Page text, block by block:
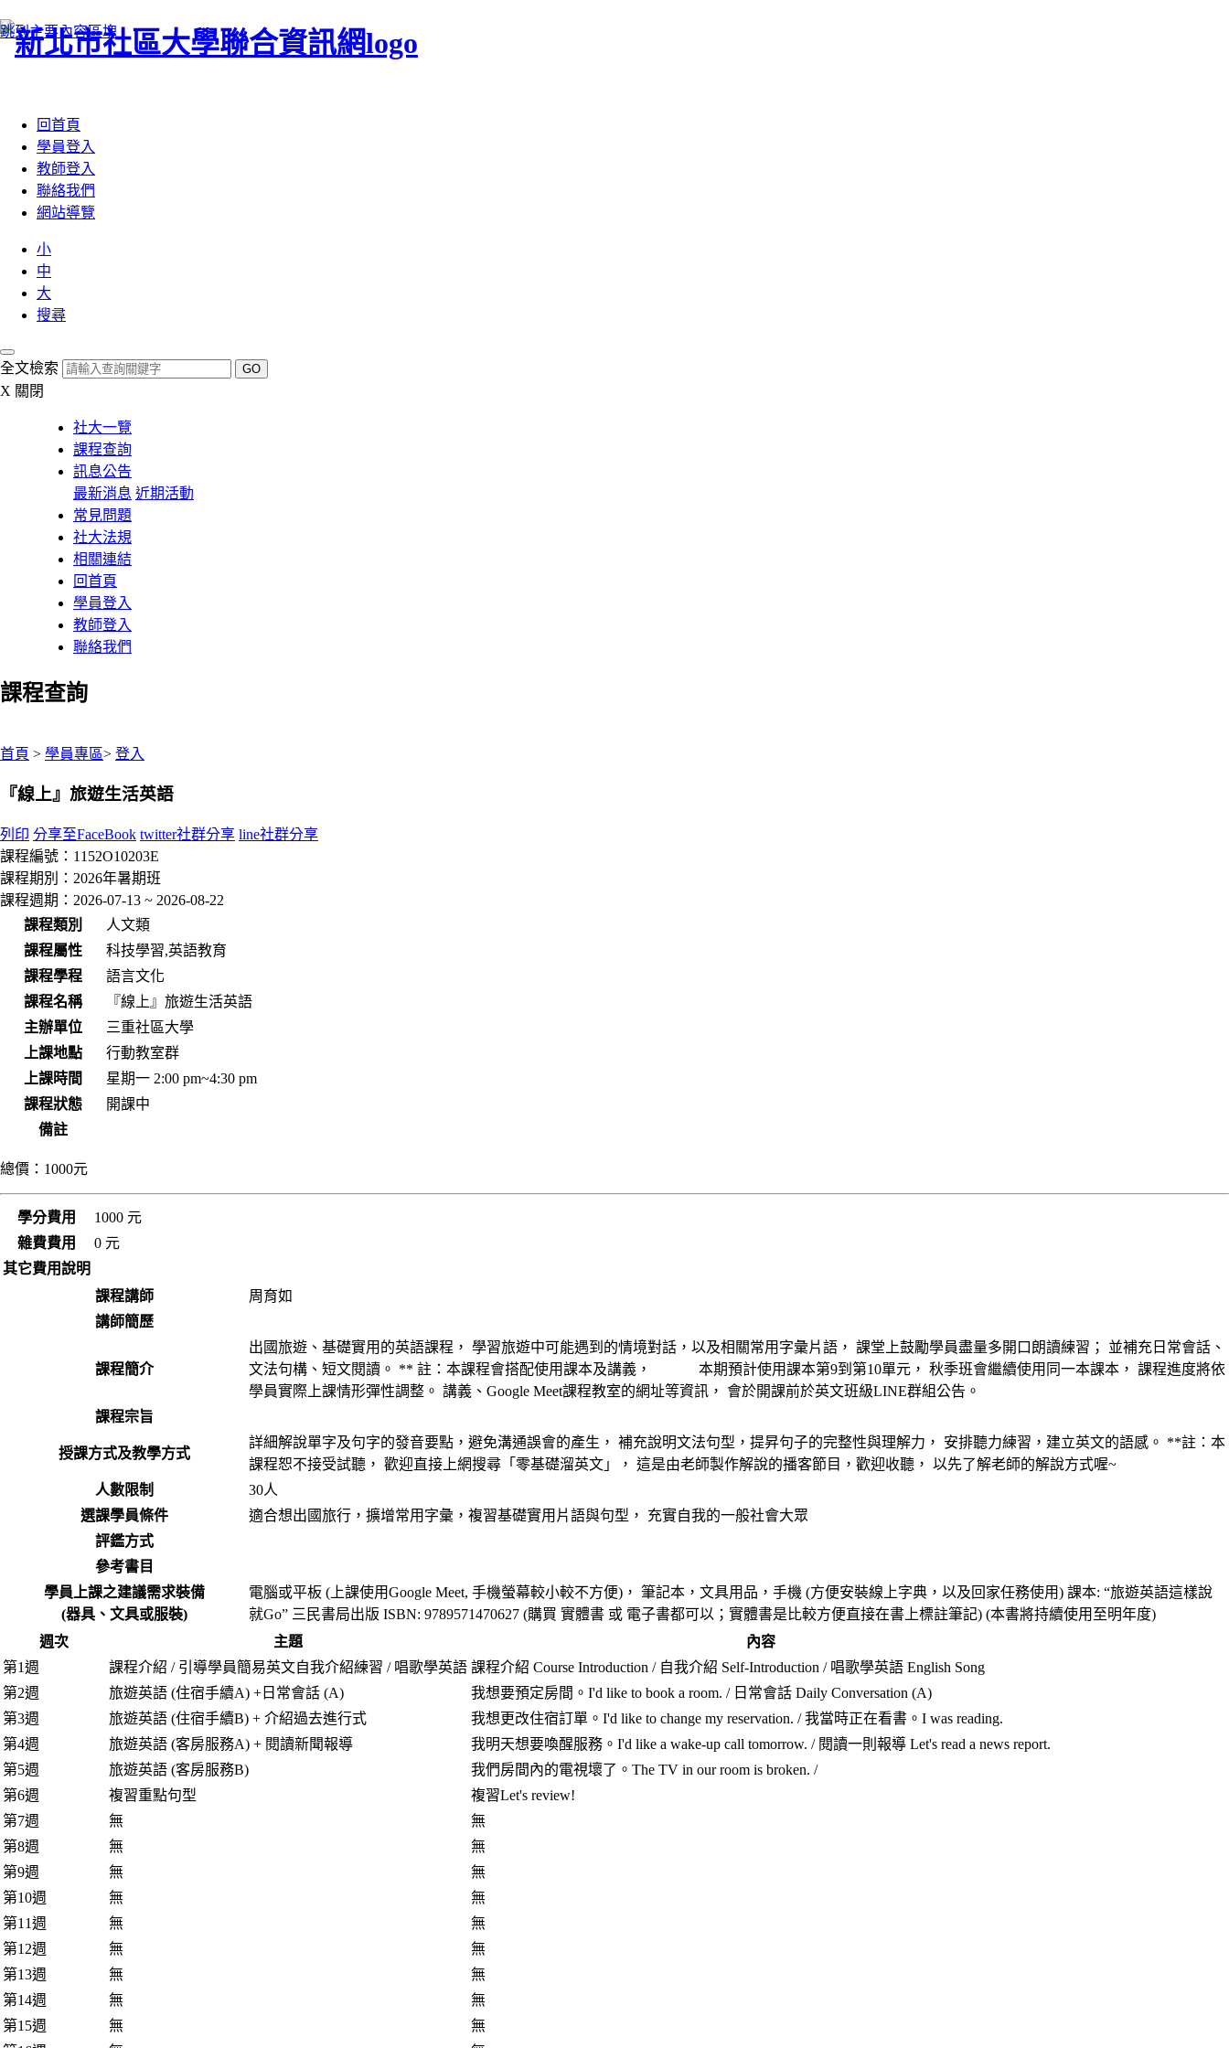
跳到主要內容區塊
回首頁
學員登入
教師登入
聯絡我們
網站導覽
小
中
大
搜尋
全文檢索 GO
X 關閉
社大一覽
課程查詢
訊息公告
最新消息 近期活動
常見問題
社大法規
相關連結
回首頁
學員登入
教師登入
聯絡我們
課程查詢
首頁 > 學員專區> 登入
『線上』旅遊生活英語
列印 分享至FaceBook twitter社群分享 line社群分享
課程編號： 1152O10203E
課程期別： 2026年暑期班
課程週期： 2026-07-13 ~ 2026-08-22
課程類別
人文類
課程屬性
科技學習,英語教育
課程學程
語言文化
課程名稱
『線上』旅遊生活英語
主辦單位
三重社區大學
上課地點
行動教室群
上課時間
星期一 2:00 pm~4:30 pm
課程狀態
開課中
備註
總價： 1000元
學分費用
1000 元
雜費費用
0 元
其它費用說明
課程講師
周育如
講師簡歷
課程簡介
出國旅遊、基礎實用的英語課程， 學習旅遊中可能遇到的情境對話，以及相關常用字彙片語， 課堂上鼓勵學員盡量多開口朗讀練習； 並補充日常會話、
文法句構、短文閱讀。 ** 註：本課程會搭配使用課本及講義， 本期預計使用課本第9到第10單元， 秋季班會繼續使用同一本課本， 課程進度將依
學員實際上課情形彈性調整。 講義、Google Meet課程教室的網址等資訊， 會於開課前於英文班級LINE群組公告。
課程宗旨
授課方式及教學方式
詳細解說單字及句字的發音要點，避免溝通誤會的產生， 補充說明文法句型，提昇句子的完整性與理解力， 安排聽力練習，建立英文的語感。 **註：本
課程恕不接受試聽， 歡迎直接上網搜尋「零基礎溜英文」， 這是由老師製作解說的播客節目，歡迎收聽， 以先了解老師的解說方式喔~
人數限制
30人
選課學員條件
適合想出國旅行，擴增常用字彙，複習基礎實用片語與句型， 充實自我的一般社會大眾
評鑑方式
參考書目
學員上課之建議需求裝備
(器具、文具或服裝)
電腦或平板 (上課使用Google Meet, 手機螢幕較小較不方便)， 筆記本，文具用品，手機 (方便安裝線上字典，以及回家任務使用) 課本: “旅遊英語這樣說
就Go” 三民書局出版 ISBN: 9789571470627 (購買 實體書 或 電子書都可以；實體書是比較方便直接在書上標註筆記) (本書將持續使用至明年度)
週次
主題
內容
第1週
課程介紹 / 引導學員簡易英文自我介紹練習 / 唱歌學英語 課程介紹 Course Introduction / 自我介紹 Self-Introduction / 唱歌學英語 English Song
第2週
旅遊英語 (住宿手續A) +日常會話 (A)
我想要預定房間。I'd like to book a room. / 日常會話 Daily Conversation (A)
第3週
旅遊英語 (住宿手續B) + 介紹過去進行式
我想更改住宿訂單。I'd like to change my reservation. / 我當時正在看書。I was reading.
第4週
旅遊英語 (客房服務A) + 閱讀新聞報導
我明天想要喚醒服務。I'd like a wake-up call tomorrow. / 閱讀一則報導 Let's read a news report.
第5週
旅遊英語 (客房服務B)
我們房間內的電視壞了。The TV in our room is broken. /
第6週
複習重點句型
複習Let's review!
第7週
無
無
第8週
無
無
第9週
無
無
第10週
無
無
第11週
無
無
第12週
無
無
第13週
無
無
第14週
無
無
第15週
無
無